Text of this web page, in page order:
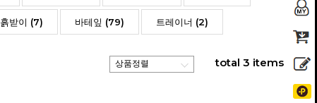
흙받이 (7) 바테잎 (79) 트레이너 (2)
total 3 items